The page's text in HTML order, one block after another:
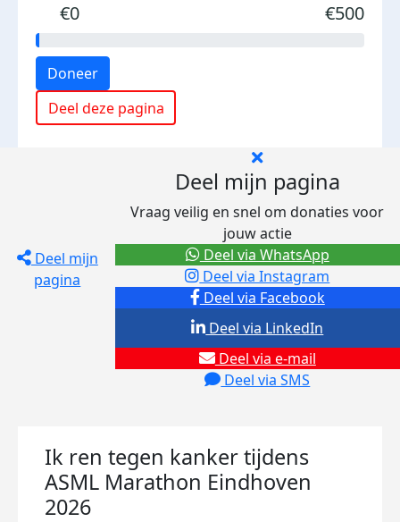
€0 €500
Doneer
Deel deze pagina
Deel mijn
pagina
Deel mijn pagina
Vraag veilig en snel om donaties voor
jouw actie
Deel via Facebook
Deel via Instagram
Deel via e-mail
Deel via SMS
Deel via LinkedIn
Deel via WhatsApp
Ik ren tegen kanker tijdens
ASML Marathon Eindhoven
2026